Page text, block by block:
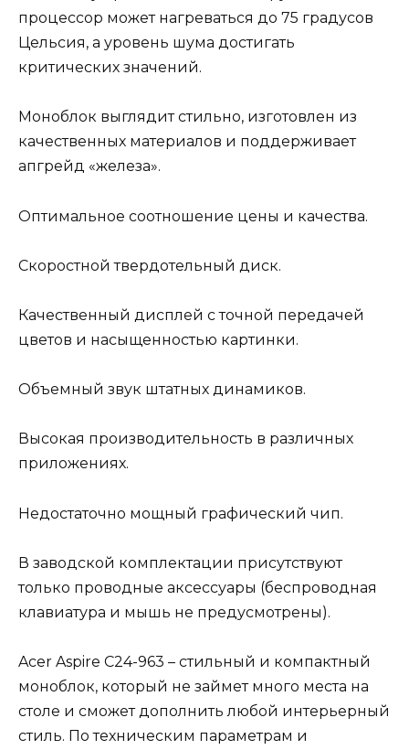
процессор может нагреваться до 75 градусов
Цельсия, а уровень шума достигать
критических значений.
Моноблок выглядит стильно, изготовлен из
качественных материалов и поддерживает
апгрейд «железа».
Оптимальное соотношение цены и качества.
Скоростной твердотельный диск.
Качественный дисплей с точной передачей
цветов и насыщенностью картинки.
Объемный звук штатных динамиков.
Высокая производительность в различных
приложениях.
Недостаточно мощный графический чип.
В заводской комплектации присутствуют
только проводные аксессуары (беспроводная
клавиатура и мышь не предусмотрены).
Acer Aspire C24-963 – стильный и компактный
моноблок, который не займет много места на
столе и сможет дополнить любой интерьерный
стиль. По техническим параметрам и